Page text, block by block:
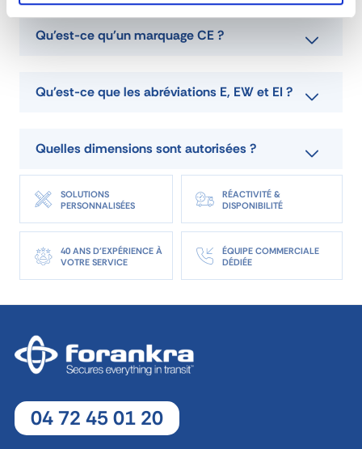
coupe-
référencePRT-04
durée de résistance au feuEW 30/60/120 min
hauteur maxi8000 mm
TÉLÉCHARGER FICHE TECHNIQUE
TÉLÉCHARGER FICHE TECHNIQUE
Qu'est-ce qu'un marquage CE ?
Qu'est-ce que les abréviations E, EW et EI ?
Quelles dimensions sont autorisées ?
SOLUTIONS
PERSONNALISÉES
RÉACTIVITÉ &
DISPONIBILITÉ
40 ANS D'EXPÉRIENCE À
VOTRE SERVICE
ÉQUIPE COMMERCIALE
DÉDIÉE
04 72 45 01 20